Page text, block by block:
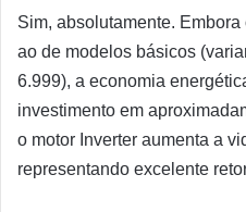
Sim, absolutamente.
ao de modelos básicos
6.999), a economia
investimento em
o motor Inverter aumenta a
representando excelente